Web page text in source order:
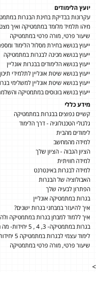
יועץ הלימודים
עקרונות בבדיקת בחינת הבגרות
מיהו תלמיד מלומד במתמטיקה ואיך
שיעור פרטי, מורה פרטי במתמטיקה
ייעוץ בנושא בחירת מסלול הלימוד
ייעוץ בנושא מכינה לבגרות במתמטיקה
ייעוץ בנושא הלימודים בבגרות אונליין
ייעוץ בנושא שיטת אונליין לתלמידי תיכון
ייעוץ בנושא שיטת אונליין למשלימי
ייעוץ בנושא בונוסים במתמטיקה
מידע כללי
קשיים נפוצים בבגרות במתמטיקה
גלגולי הטכנולוגיה - דרך הלימוד
לימודים מהבית
למידה מהמחשב
הציון הגבוה - הציון שלך
למידה חוויתית
למידה לבגרות באינטרנט
האבולוציה של הבגרות
הפתרון לבעיה שלך
בגרות במתמטיקה אונליין
איך להיעזר במבחני בגרות ישנים?
איך ללמוד למבחן בגרות במתמטיקה
בגרות במתמטיקה- 3, 4 , 5 יחידות- מה ההבדל?
לימוד עצמי לבגרות במתמטיקה 5 יחידות, 4 יחידות ו- 3 יחידות לימוד
שיעור פרטי, מורה פרטי במתמטיקה
>